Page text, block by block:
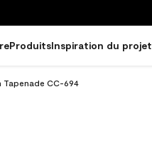
ProduitsInspiration du projet
Tapenade CC-694